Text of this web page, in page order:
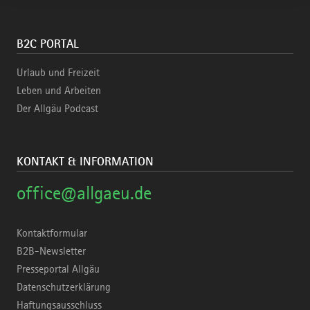
B2C PORTAL
Urlaub und Freizeit
Leben und Arbeiten
Der Allgäu Podcast
KONTAKT & INFORMATION
office@allgaeu.de
Kontaktformular
B2B-Newsletter
Presseportal Allgäu
Datenschutzerklärung
Haftungsausschluss